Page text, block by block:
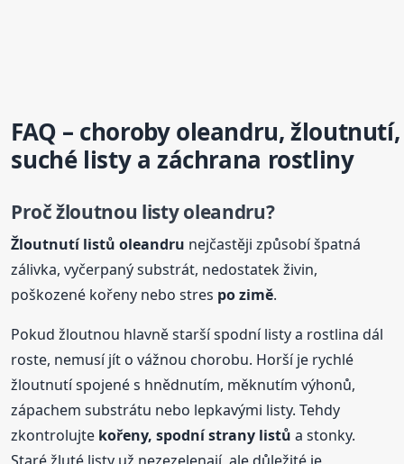
FAQ – choroby oleandru, žloutnutí,
suché listy a záchrana rostliny
Proč žloutnou listy oleandru?
Žloutnutí listů oleandru nejčastěji způsobí špatná
zálivka, vyčerpaný substrát, nedostatek živin,
poškozené kořeny nebo stres po zimě.
Pokud žloutnou hlavně starší spodní listy a rostlina dál
roste, nemusí jít o vážnou chorobu. Horší je rychlé
žloutnutí spojené s hnědnutím, měknutím výhonů,
zápachem substrátu nebo lepkavými listy. Tehdy
zkontrolujte kořeny, spodní strany listů a stonky.